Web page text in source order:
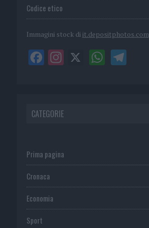
Codice etico
Immagini stock di it.depositphotos.com
CATEGORIE
Prima pagina
Cronaca
Economia
Sport